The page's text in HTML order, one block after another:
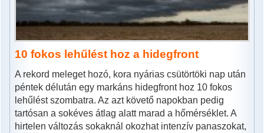
10 fokos lehűlést hoz a hidegfront
A rekord meleget hozó, kora nyárias csütörtöki nap után
péntek délután egy markáns hidegfront hoz 10 fokos
lehűlést szombatra. Az azt követő napokban pedig
tartósan a sokéves átlag alatt marad a hőmérséklet. A
hirtelen változás sokaknál okozhat intenzív panaszokat,